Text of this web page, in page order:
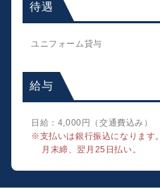
待遇
ユニフォーム貸与
給与
日給：4,000円（交通費込み）
※支払いは銀行振込になります。
月末締、翌月25日払い。